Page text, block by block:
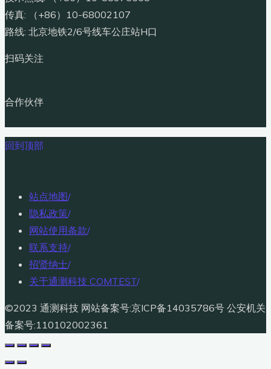
传真: （+86）10-68002107
路线: 北京地铁2/6号线车公庄站H口
扫码关注
合作伙伴
回到顶部
站点地图/
隐私政策/
网站使用条款/
联系支持/
招贤纳士/
关于通测科技 COMTEST/
©2023 通测科技 网站备案号:京ICP备14035786号 公安机关
备案号:110102002361